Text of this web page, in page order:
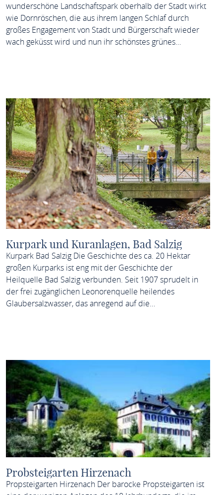
wunderschöne Landschaftspark oberhalb der Stadt wirkt
wie Dornröschen, die aus ihrem langen Schlaf durch
großes Engagement von Stadt und Bürgerschaft wieder
wach geküsst wird und nun ihr schönstes grünes…
Kurpark und Kuranlagen, Bad Salzig
Kurpark Bad Salzig Die Geschichte des ca. 20 Hektar
großen Kurparks ist eng mit der Geschichte der
Heilquelle Bad Salzig verbunden. Seit 1907 sprudelt in
der frei zugänglichen Leonorenquelle heilendes
Glaubersalzwasser, das anregend auf die…
Probsteigarten Hirzenach
Propsteigarten Hirzenach Der barocke Propsteigarten ist